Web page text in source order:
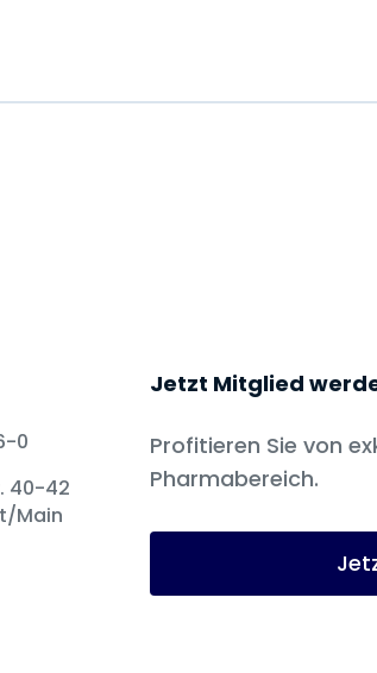
0
40-42
Main
Jetzt Mitglied
Profitieren Sie von
Pharmabereich.